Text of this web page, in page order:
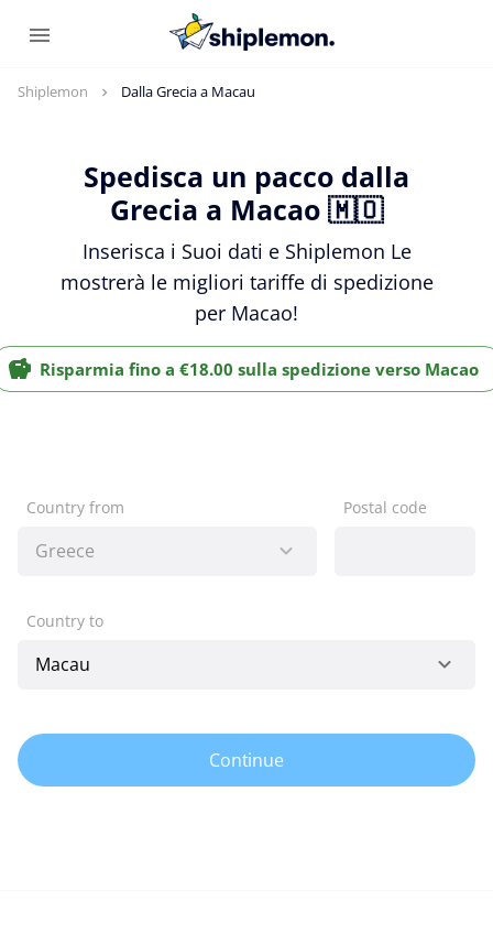
Shiplemon Dalla Grecia a Macau
Spedisca un pacco dalla
Grecia a Macao 🇲🇴
Inserisca i Suoi dati e Shiplemon Le
mostrerà le migliori tariffe di spedizione
per Macao!
Risparmia fino a €18.00 sulla spedizione verso Macao
Country from Postal code
Country to
Continue